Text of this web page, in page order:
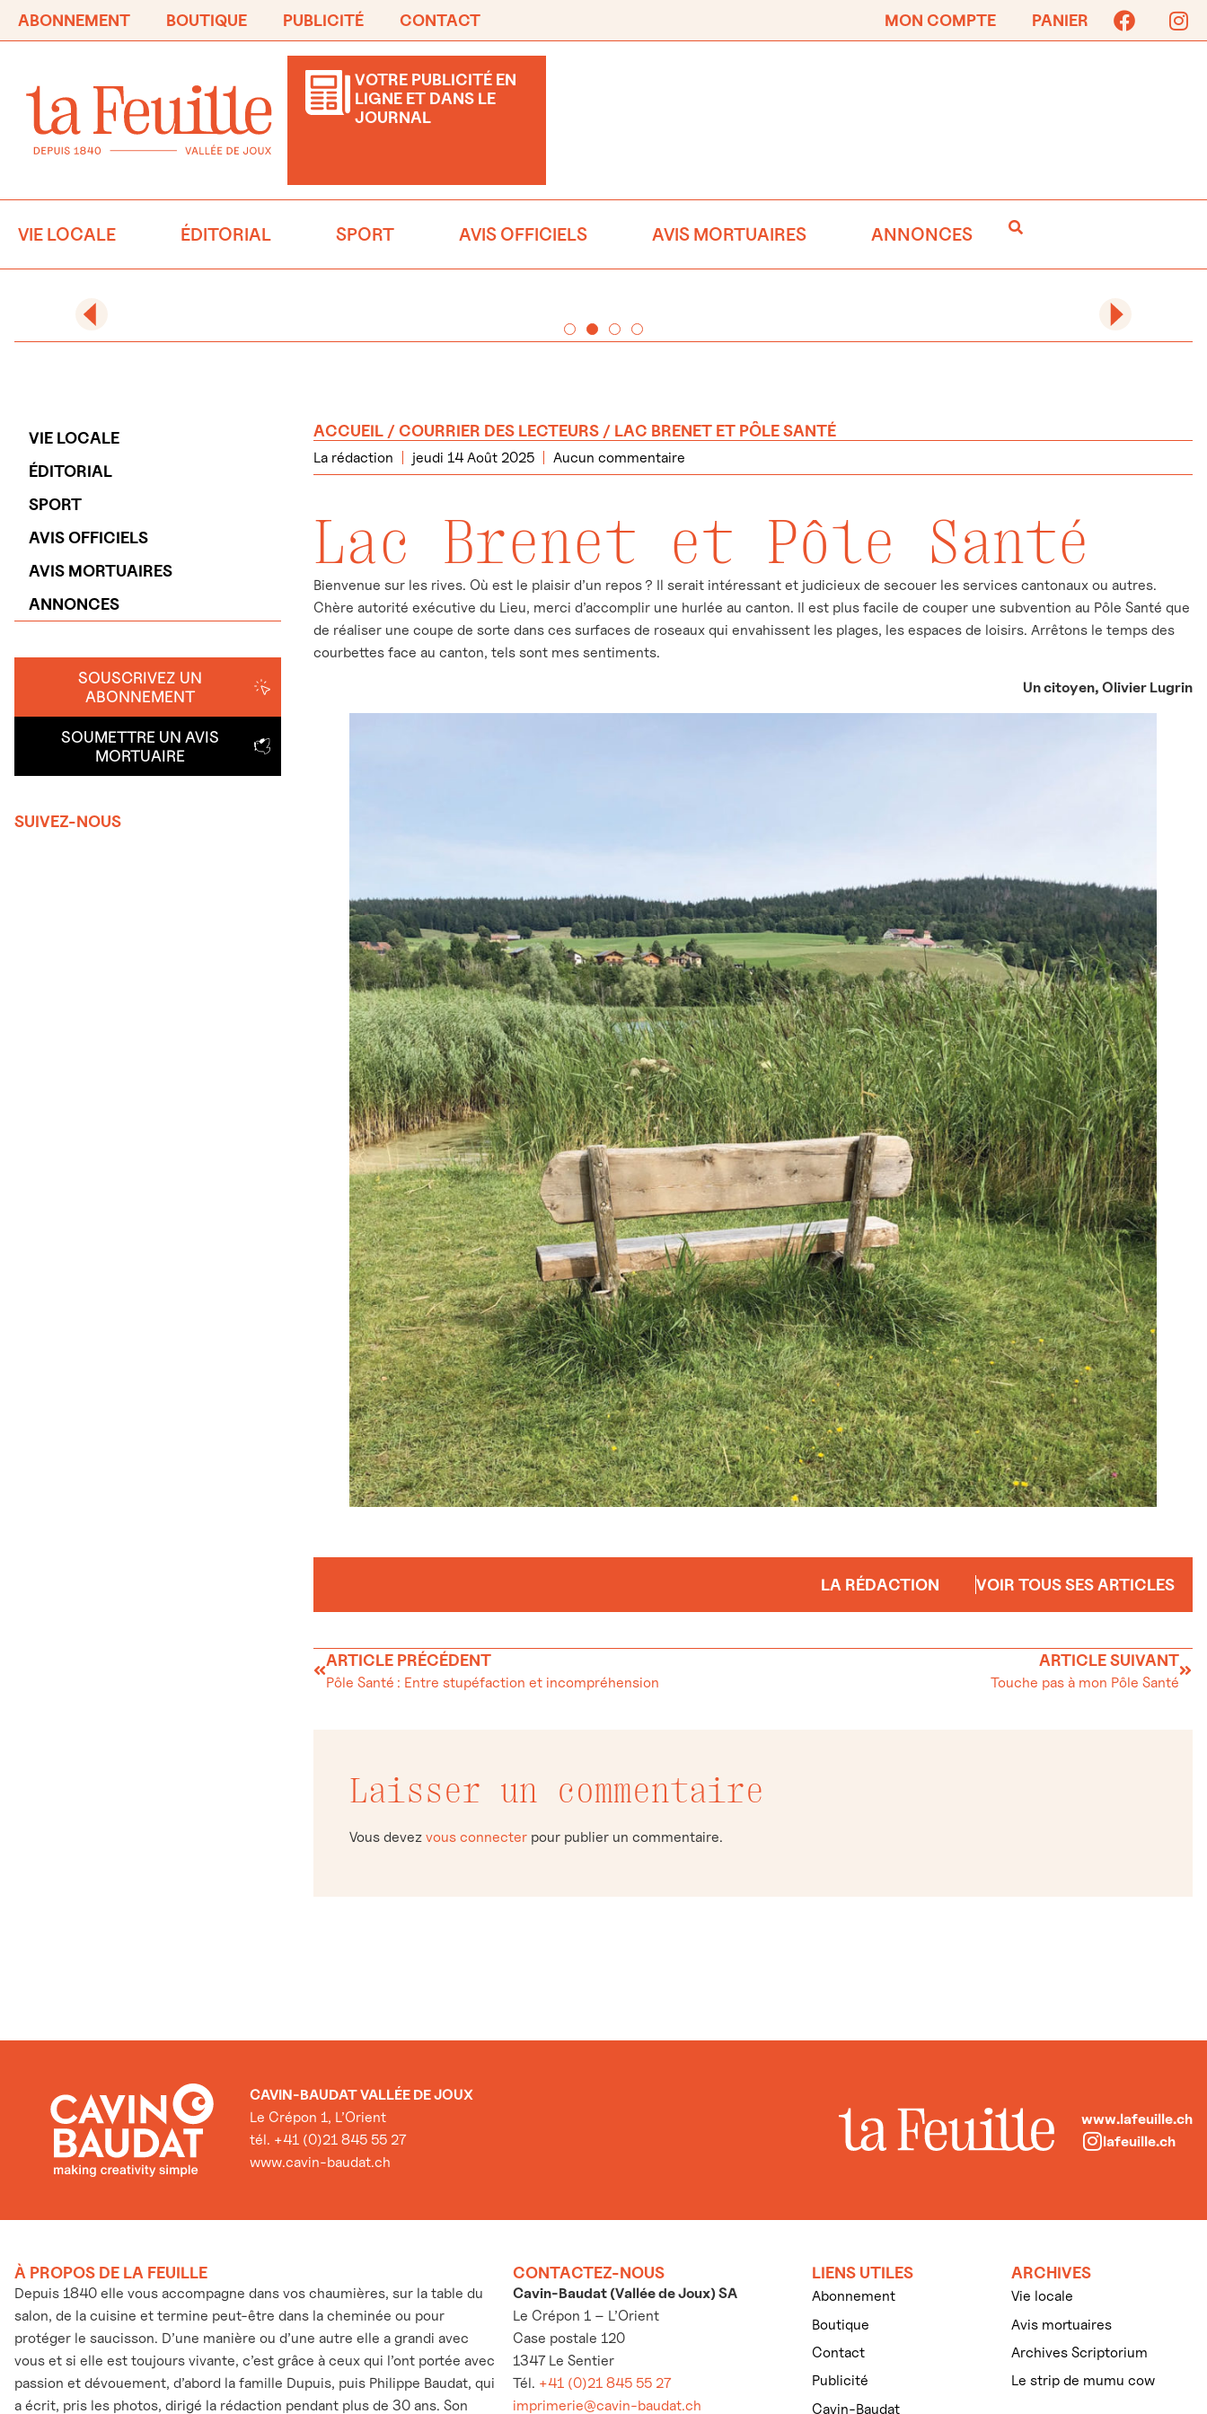
ABONNEMENT BOUTIQUE PUBLICITÉ CONTACT MON COMPTE PANIER
VOTRE PUBLICITÉ EN
LIGNE ET DANS LE
JOURNAL
VIE LOCALE ÉDITORIAL SPORT AVIS OFFICIELS AVIS MORTUAIRES ANNONCES
VIE LOCALE
ÉDITORIAL
SPORT
AVIS OFFICIELS
AVIS MORTUAIRES
ANNONCES
SOUSCRIVEZ UN
ABONNEMENT
SOUMETTRE UN AVIS
MORTUAIRE
SUIVEZ-NOUS
ACCUEIL /COURRIER DES LECTEURS / LAC BRENET ET PÔLE SANTÉ
La rédaction jeudi 14 Août 2025 Aucun commentaire
Lac Brenet et Pôle Santé
Bienvenue sur les rives. Où est le plaisir d’un repos ? Il serait intéressant et judicieux de secouer les services cantonaux ou autres.
Chère autorité exécutive du Lieu, merci d’accomplir une hurlée au canton. Il est plus facile de couper une subvention au Pôle Santé que
de réaliser une coupe de sorte dans ces surfaces de roseaux qui envahissent les plages, les espaces de loisirs. Arrêtons le temps des
courbettes face au canton, tels sont mes sentiments.
Un citoyen, Olivier Lugrin
LA RÉDACTION VOIR TOUS SES ARTICLES
ARTICLE PRÉCÉDENT
Pôle Santé : Entre stupéfaction et incompréhension
ARTICLE SUIVANT
Touche pas à mon Pôle Santé
Laisser un commentaire
Vous devez vous connecter pour publier un commentaire.
CAVIN-BAUDAT VALLÉE DE JOUX
Le Crépon 1, L’Orient
tél. +41 (0)21 845 55 27
www.cavin-baudat.ch
www.lafeuille.ch
lafeuille.ch
À PROPOS DE LA FEUILLE
Depuis 1840 elle vous accompagne dans vos chaumières, sur la table du
salon, de la cuisine et termine peut-être dans la cheminée ou pour
protéger le saucisson. D’une manière ou d’une autre elle a grandi avec
vous et si elle est toujours vivante, c’est grâce à ceux qui l’ont portée avec
passion et dévouement, d’abord la famille Dupuis, puis Philippe Baudat, qui
a écrit, pris les photos, dirigé la rédaction pendant plus de 30 ans. Son
CONTACTEZ-NOUS
Cavin-Baudat (Vallée de Joux) SA
Le Crépon 1 – L’Orient
Case postale 120
1347 Le Sentier
Tél. +41 (0)21 845 55 27
imprimerie@cavin-baudat.ch
LIENS UTILES
Abonnement
Boutique
Contact
Publicité
Cavin-Baudat
ARCHIVES
Vie locale
Avis mortuaires
Archives Scriptorium
Le strip de mumu cow